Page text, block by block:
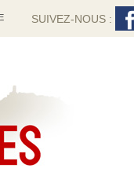
SUIVEZ-NOUS :